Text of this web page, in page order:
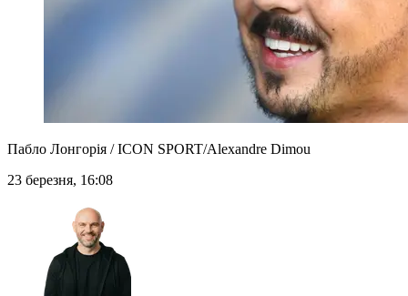
Пабло Лонгорія / ICON SPORT/Alexandre Dimou
23 березня, 16:08